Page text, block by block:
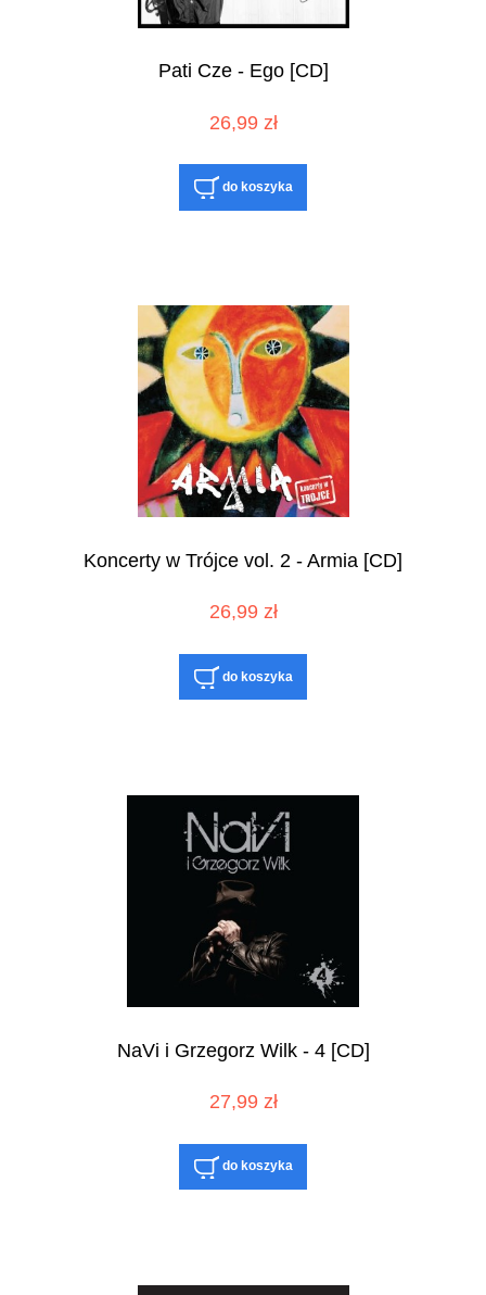
Pati Cze - Ego [CD]
26,99 zł
do koszyka
Koncerty w Trójce vol. 2 - Armia [CD]
26,99 zł
do koszyka
NaVi i Grzegorz Wilk - 4 [CD]
27,99 zł
do koszyka